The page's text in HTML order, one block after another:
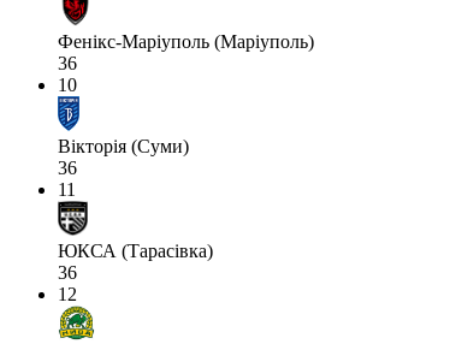
Фенікс-Маріуполь (Маріуполь)
36
10
Вікторія (Суми)
36
11
ЮКСА (Тарасівка)
36
12